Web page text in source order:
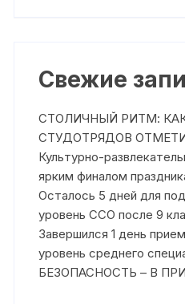
Свежие
СТОЛИЧНЫЙ РИТМ:
СТУДОТРЯДОВ
Культурно-
ярким финалом
Осталось 5 дней для
уровень ССО после 9
Завершился 1 день
уровень среднего
БЕЗОПАСНОСТЬ – В